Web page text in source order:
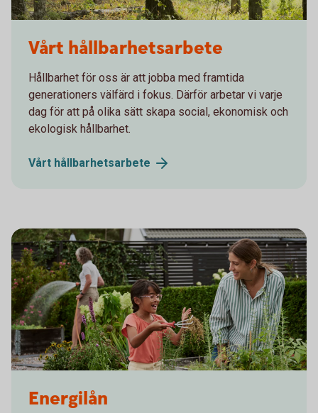
Vårt hållbarhetsarbete
Hållbarhet för oss är att jobba med framtida
generationers välfärd i fokus. Därför arbetar vi varje
dag för att på olika sätt skapa social, ekonomisk och
ekologisk hållbarhet.
Vårt hållbarhetsarbete
background
Energilån